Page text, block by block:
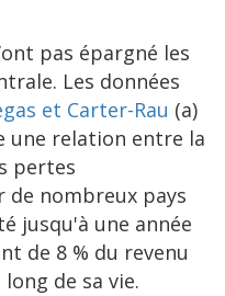
pas épargné les
Les données
et Carter-Rau (a)
relation entre la
pertes
nombreux pays
jusqu'à une année
de 8 % du revenu
de sa vie.